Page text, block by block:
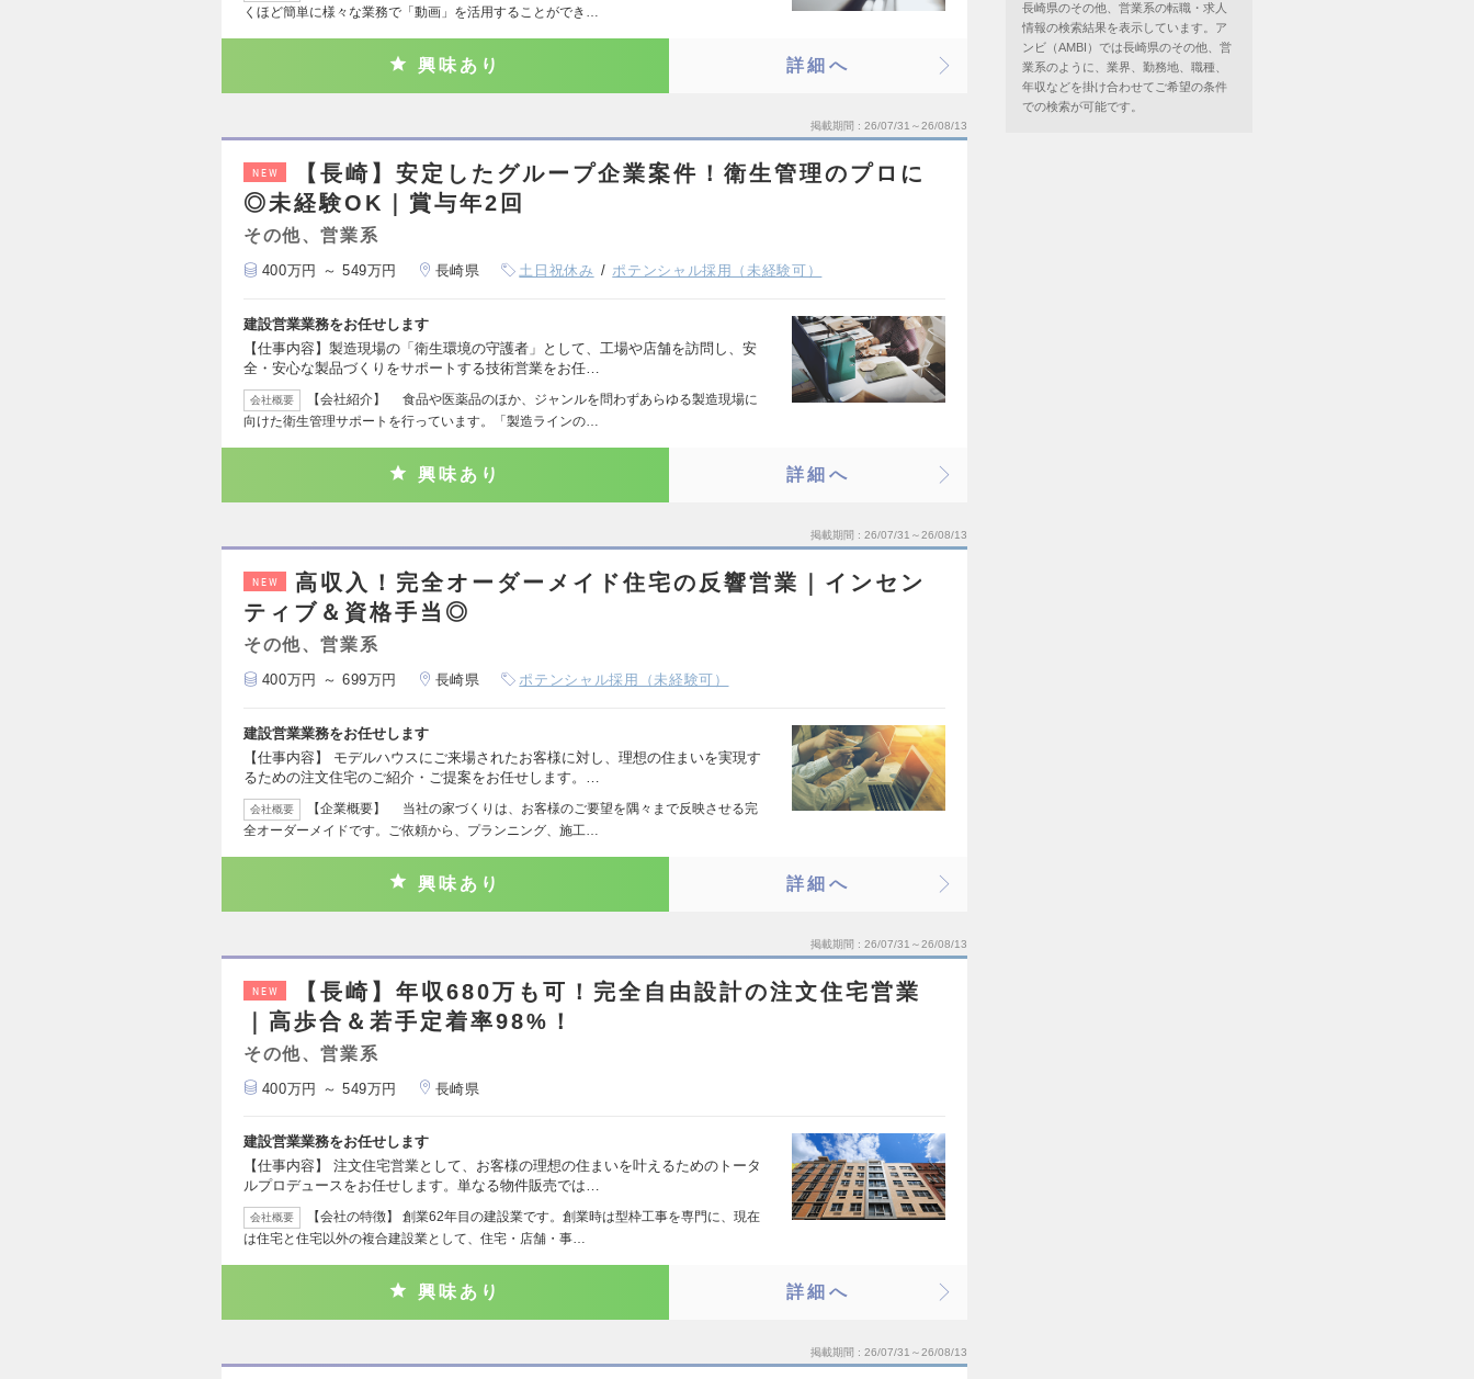
くほど簡単に様々な業務で「動画」を活用することができ…
興味あり 詳細へ
掲載期間 26/07/31～26/08/13
NEW
【長崎】安定したグループ企業案件！衛生管理のプロに
◎未経験OK｜賞与年2回
その他、営業系
400万円 ～ 549万円 長崎県 土日祝休み ポテンシャル採用（未経験可）
建設営業業務をお任せします
【仕事内容】製造現場の「衛生環境の守護者」として、工場や店舗を訪問し、安
全・安心な製品づくりをサポートする技術営業をお任…
会社概要
【会社紹介】 食品や医薬品のほか、ジャンルを問わずあらゆる製造現場に
向けた衛生管理サポートを行っています。「製造ラインの…
興味あり 詳細へ
掲載期間 26/07/31～26/08/13
NEW
高収入！完全オーダーメイド住宅の反響営業｜インセン
ティブ＆資格手当◎
その他、営業系
400万円 ～ 699万円 長崎県 ポテンシャル採用（未経験可）
建設営業業務をお任せします
【仕事内容】 モデルハウスにご来場されたお客様に対し、理想の住まいを実現す
るための注文住宅のご紹介・ご提案をお任せします。…
会社概要
【企業概要】 当社の家づくりは、お客様のご要望を隅々まで反映させる完
全オーダーメイドです。ご依頼から、プランニング、施工…
興味あり 詳細へ
掲載期間 26/07/31～26/08/13
NEW
【長崎】年収680万も可！完全自由設計の注文住宅営業
｜高歩合＆若手定着率98%！
その他、営業系
400万円 ～ 549万円 長崎県
建設営業業務をお任せします
【仕事内容】 注文住宅営業として、お客様の理想の住まいを叶えるためのトータ
ルプロデュースをお任せします。単なる物件販売では…
会社概要
【会社の特徴】 創業62年目の建設業です。創業時は型枠工事を専門に、現在
は住宅と住宅以外の複合建設業として、住宅・店舗・事…
興味あり 詳細へ
掲載期間 26/07/31～26/08/13
長崎県のその他、営業系の転職・求人
情報の検索結果を表示しています。ア
ンビ（AMBI）では長崎県のその他、営
業系のように、業界、勤務地、職種、
年収などを掛け合わせてご希望の条件
での検索が可能です。